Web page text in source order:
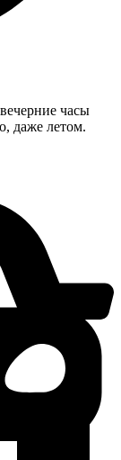
часы
даже летом.